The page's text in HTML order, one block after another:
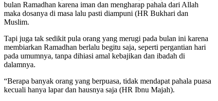
bulan Ramadhan karena iman dan mengharap pahala dari Allah
maka dosanya di masa lalu pasti diampuni (HR Bukhari dan
Muslim.
Tapi juga tak sedikit pula orang yang merugi pada bulan ini karena
membiarkan Ramadhan berlalu begitu saja, seperti pergantian hari
pada umumnya, tanpa dihiasi amal kebajikan dan ibadah di
dalamnya.
“Berapa banyak orang yang berpuasa, tidak mendapat pahala puasa
kecuali hanya lapar dan hausnya saja (HR Ibnu Majah).